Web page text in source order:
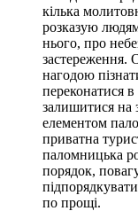
кілька
розказую
нього, про
застереження.
нагодою
переконатися
залишитися на
елементом
приватна
паломницька
порядок,
по прощі.